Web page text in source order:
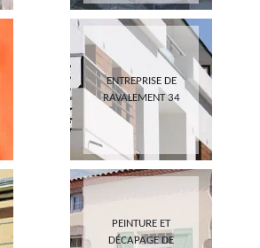
ENTREPRISE DE
RAVALEMENT 34
PEINTURE ET
DÉCAPAGE DE